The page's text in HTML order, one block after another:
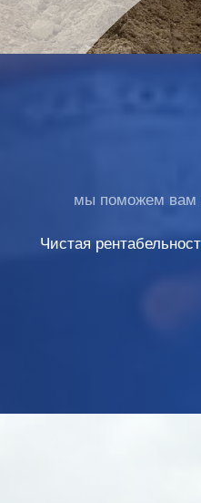
мы поможем вам
Чистая